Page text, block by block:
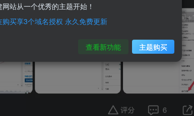
网站从一个优秀的主题开始！
购买享3个域名授权 永久免费更新
查看新功能 主题购买